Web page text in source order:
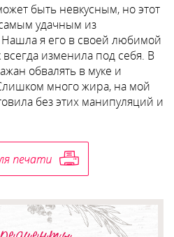
быть невкусным, но этот
удачным из
Нашла я его в своей любимой
всегда изменила под себя. В
обвалять в муке и
много жира, на мой
без этих манипуляций и